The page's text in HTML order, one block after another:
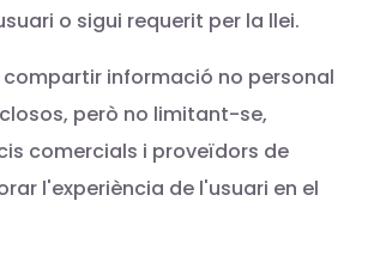
o sigui requerit per la llei.
compartir informació no personal
però no limitant-se,
comercials i proveïdors de
l'experiència de l'usuari en el